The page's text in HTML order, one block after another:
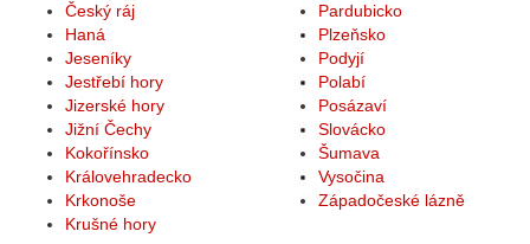
Český ráj
Haná
Jeseníky
Jestřebí hory
Jizerské hory
Jižní Čechy
Kokořínsko
Královehradecko
Krkonoše
Krušné hory
Pardubicko
Plzeňsko
Podyjí
Polabí
Posázaví
Slovácko
Šumava
Vysočina
Západočeské lázně